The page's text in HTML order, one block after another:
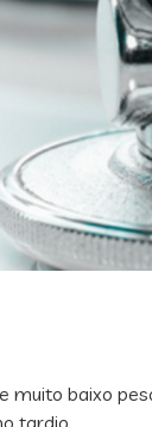
baixo
tardio.